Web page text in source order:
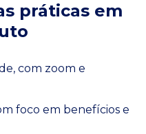
práticas em
com zoom e
foco em benefícios e